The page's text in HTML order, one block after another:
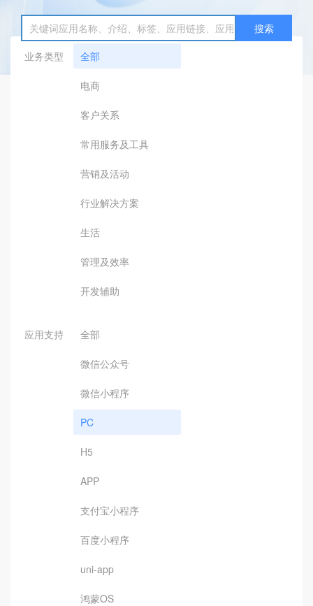
搜索
业务类型
全部
电商
客户关系
常用服务及工具
营销及活动
行业解决方案
生活
管理及效率
开发辅助
应用支持 全部
微信公众号
微信小程序
PC
H5
APP
支付宝小程序
百度小程序
uni-app
鸿蒙OS